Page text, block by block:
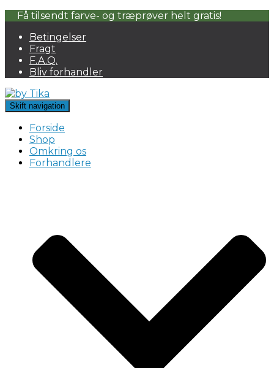
Få tilsendt farve- og træprøver helt gratis!
Betingelser
Fragt
F.A.Q.
Bliv forhandler
Skift navigation
Forside
Shop
Omkring os
Forhandlere